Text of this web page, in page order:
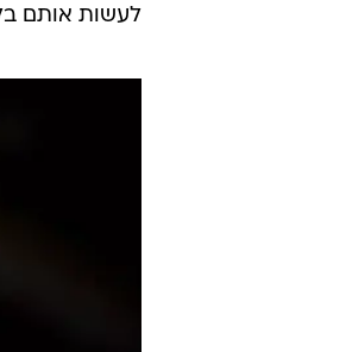
לעשות אותם